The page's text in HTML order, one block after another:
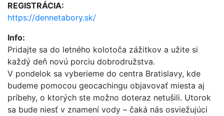
REGISTRÁCIA:
https://dennetabory.sk/
Info:
Pridajte sa do letného kolotoča zážitkov a užite si
každý deň novú porciu dobrodružstva.
V pondelok sa vyberieme do centra Bratislavy, kde
budeme pomocou geocachingu objavovať miesta aj
príbehy, o ktorých ste možno doteraz netušili. Utorok
sa bude niesť v znamení vody – čaká nás osviežujúci